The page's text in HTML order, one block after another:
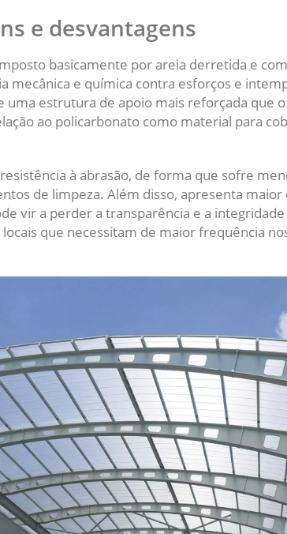
e desvantagens
basicamente por areia derretida e
mecânica e química contra esforços e
uma estrutura de apoio mais reforçada que
ao policarbonato como material para
à abrasão, de forma que sofre
de limpeza. Além disso, apresenta maior
vir a perder a transparência e a
que necessitam de maior frequência